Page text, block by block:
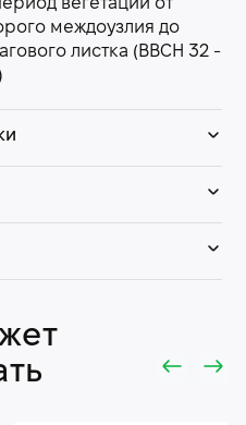
вегетации от
междоузлия до
листка (ВВСН 32 -